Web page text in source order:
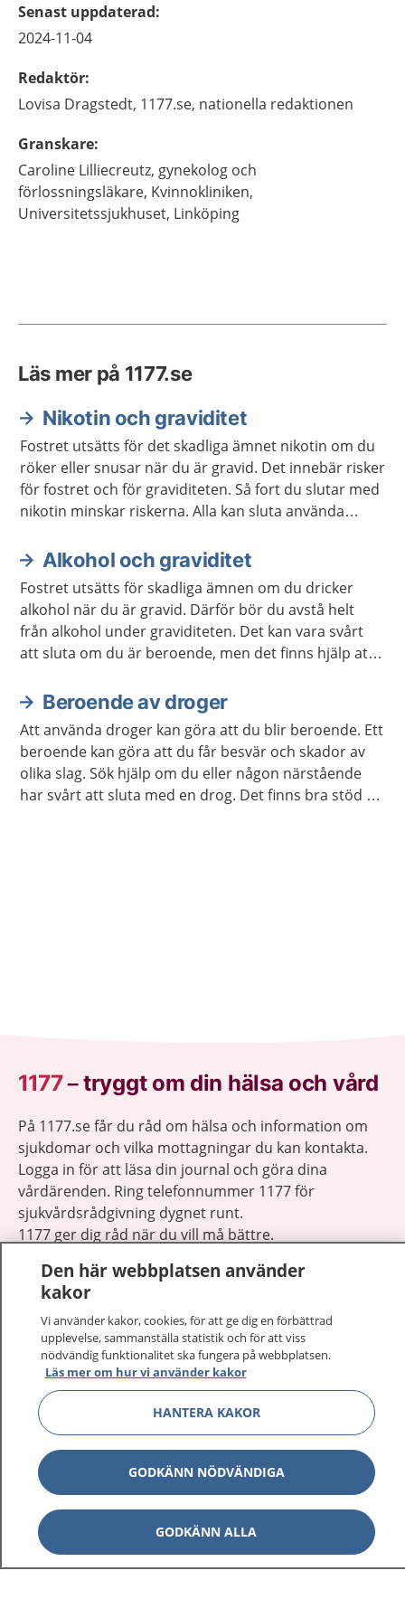
Senast uppdaterad:
2024-11-04
Redaktör:
Lovisa Dragstedt, 1177.se, nationella redaktionen
Granskare:
Caroline Lilliecreutz, gynekolog och
förlossningsläkare, Kvinnokliniken,
Universitetssjukhuset, Linköping
Läs mer på 1177.se
Nikotin och graviditet
Fostret utsätts för det skadliga ämnet nikotin om du
röker eller snusar när du är gravid. Det innebär risker
för fostret och för graviditeten. Så fort du slutar med
nikotin minskar riskerna. Alla kan sluta använda
nikotinplåster, nikotintuggummi och e-cigaretter.
Alkohol och graviditet
Fostret utsätts för skadliga ämnen om du dricker
alkohol när du är gravid. Därför bör du avstå helt
från alkohol under graviditeten. Det kan vara svårt
att sluta om du är beroende, men det finns hjälp att
Beroende av droger
Att använda droger kan göra att du blir beroende. Ett
beroende kan göra att du får besvär och skador av
olika slag. Sök hjälp om du eller någon närstående
har svårt att sluta med en drog. Det finns bra stöd att
1177–tryggt om din hälsa och vård
På 1177.se får du råd om hälsa och information om
sjukdomar och vilka mottagningar du kan kontakta.
Logga in för att läsa din journal och göra dina
vårdärenden. Ring telefonnummer 1177 för
sjukvårdsrådgivning dygnet runt.
1177 ger dig råd när du vill må bättre.
1177 på flera språk
Om 1177 Visa
Kontakt Visa
Behandling av personuppgifter
Hantering av kakor
Den här webbplatsen använder
kakor
Vi använder kakor, cookies, för att ge dig en förbättrad
upplevelse, sammanställa statistik och för att viss
nödvändig funktionalitet ska fungera på webbplatsen.
Läs mer om hur vi använder kakor
HANTERA KAKOR
GODKÄNN NÖDVÄNDIGA
GODKÄNN ALLA